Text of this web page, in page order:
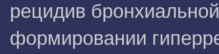
рецидив
формировании